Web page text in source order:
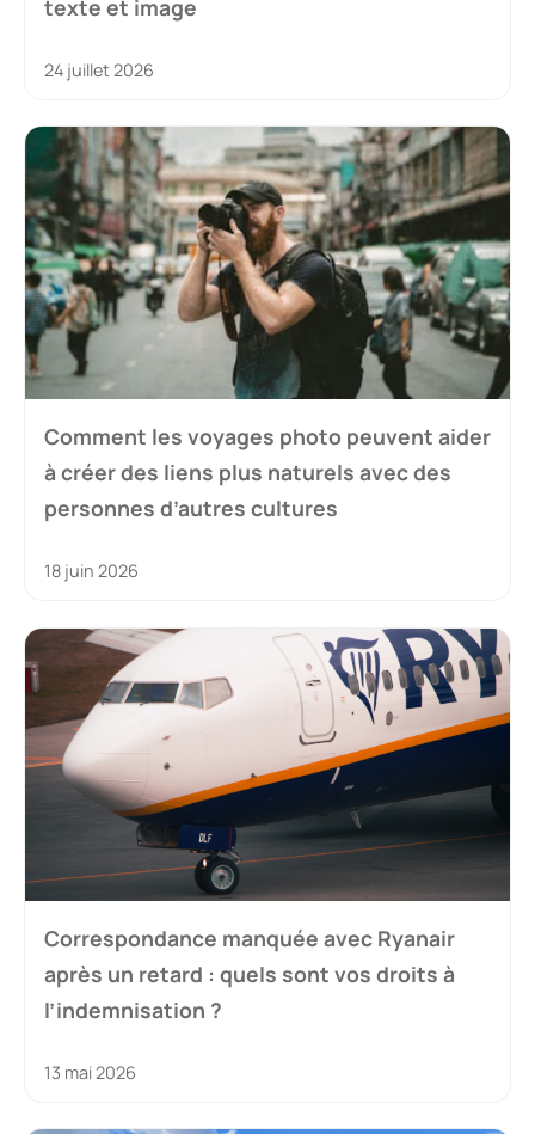
texte et image
24 juillet 2026
Comment les voyages photo peuvent aider
à créer des liens plus naturels avec des
personnes d’autres cultures
18 juin 2026
Correspondance manquée avec Ryanair
après un retard : quels sont vos droits à
l’indemnisation ?
13 mai 2026